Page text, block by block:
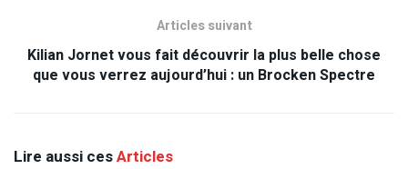
Articles suivant
Kilian Jornet vous fait découvrir la plus belle chose
que vous verrez aujourd’hui : un Brocken Spectre
Lire aussi cesArticles